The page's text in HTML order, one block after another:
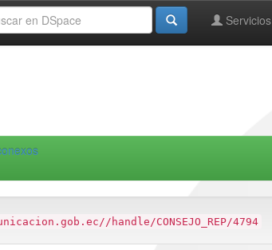
Servicios
handle/CONSEJO_REP/4794